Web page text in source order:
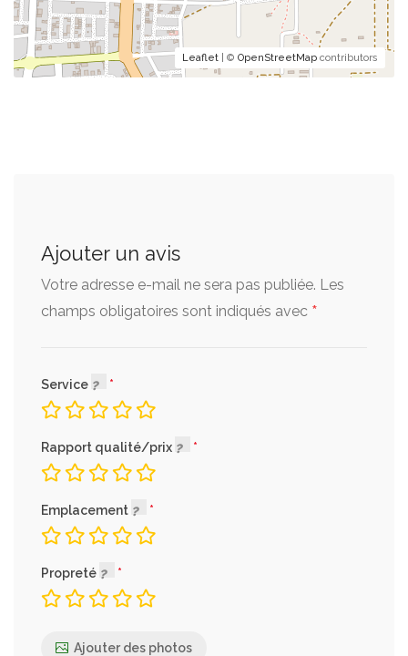
Menus spéciaux & salés
Des menus gourmands pour toutes les
Leaflet | © OpenStreetMap contributors
Ajouter un avis
Votre adresse e-mail ne sera pas publiée. Les
champs obligatoires sont indiqués avec *
Service
Rapport qualité/prix
Emplacement
Propreté
Ajouter des photos